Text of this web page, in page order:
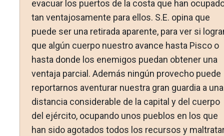
evacuar los puertos de la costa que han
tan ventajosamente para ellos. S.E. opina que
puede ser una retirada aparente, para ver si
que algún cuerpo nuestro avance hasta Pisco o
hasta donde los enemigos puedan obtener una
ventaja parcial. Además ningún provecho puede
reportarnos aventurar nuestra gran guardia a una
distancia considerable de la capital y del cuerpo
del ejército, ocupando unos pueblos en los que
han sido agotados todos los recursos y